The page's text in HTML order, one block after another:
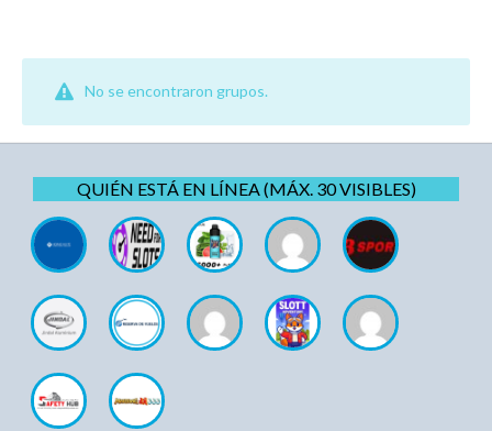
No se encontraron grupos.
QUIÉN ESTÁ EN LÍNEA (MÁX. 30 VISIBLES)